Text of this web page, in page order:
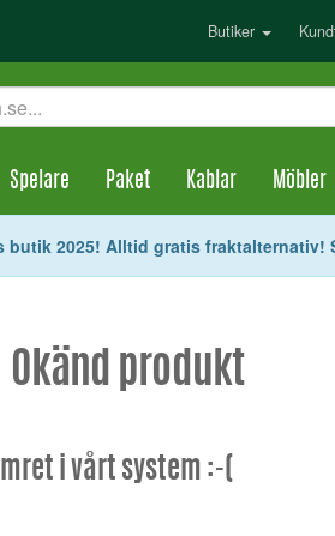
Butiker
Spelare Paket Kablar Möbler
butik 2025! Alltid gratis fraktalternativ!
Okänd produkt
i vårt system :-(